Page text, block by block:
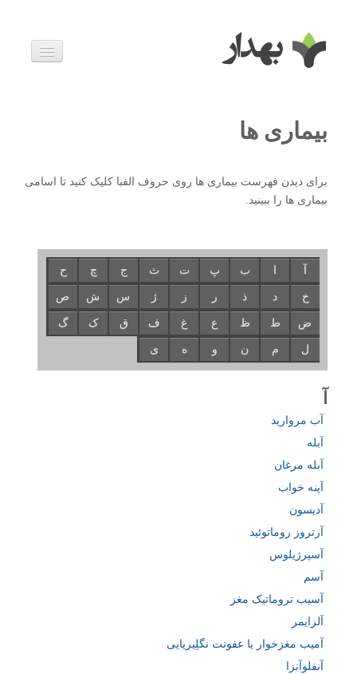
درباره ما
بیماری ها
برای دیدن فهرست بیماری ها روی حروف الفبا کلیک کنید تا اسامی
بیماری ها را ببینید.
ب پ ت ث ج چ ح
خ د ذ ر ز ژ س ش ص
ض ط ظ ع غ ف ق ک گ
ل م ن و ه ی
آب‌ مروارید
آبله
آبله‌ مرغان
آپنه خواب
آدیسون
آرتروز روماتوئید
آسپرژیلوس
آسم
آسیب تروماتیک مغز
آلزایمر
آمیب مغزخوار یا عفونت نگلِیریایی
آنفلوآنزا